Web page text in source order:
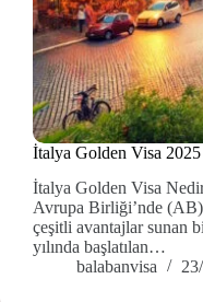
İtalya Golden Visa 2025
İtalya Golden Visa
Avrupa Birliği’nde (AB)
çeşitli avantajlar sunan
yılında başlatılan…
balabanvisa